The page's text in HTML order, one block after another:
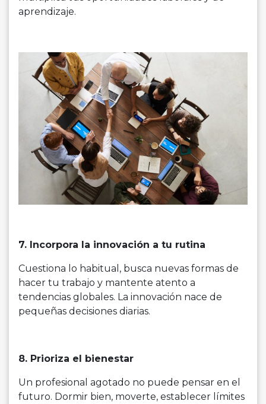
aprendizaje.
7. Incorpora la innovación a tu rutina
Cuestiona lo habitual, busca nuevas formas de
hacer tu trabajo y mantente atento a
tendencias globales. La innovación nace de
pequeñas decisiones diarias.
8. Prioriza el bienestar
Un profesional agotado no puede pensar en el
futuro. Dormir bien, moverte, establecer límites